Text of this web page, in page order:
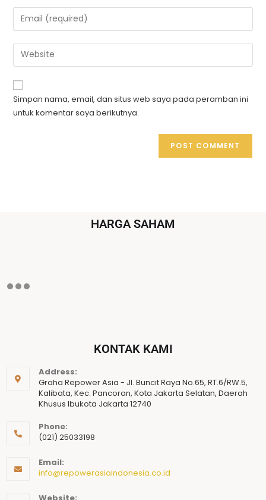
Simpan nama, email, dan situs web saya pada peramban ini
untuk komentar saya berikutnya.
HARGA SAHAM
KONTAK KAMI
Address:
Graha Repower Asia - Jl. Buncit Raya No.65, RT.6/RW.5,
Kalibata, Kec. Pancoran, Kota Jakarta Selatan, Daerah
Khusus Ibukota Jakarta 12740
Phone:
(021) 25033198
Email:
info@repowerasiaindonesia.co.id
Website: